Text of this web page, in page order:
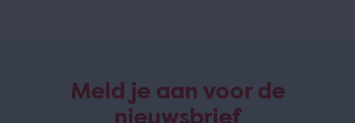
Meld je aan voor de
nieuwsbrief